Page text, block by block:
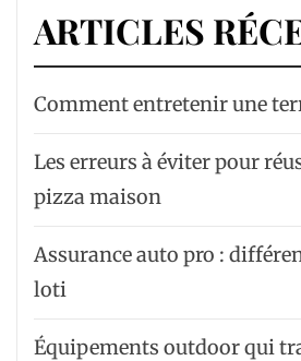
ARTICLES
Comment entretenir une
Les erreurs à éviter pour
pizza maison
Assurance auto pro :
loti
Équipements outdoor qui